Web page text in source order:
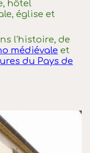
hôtel
église et
l'histoire, de
médiévale et
du Pays de